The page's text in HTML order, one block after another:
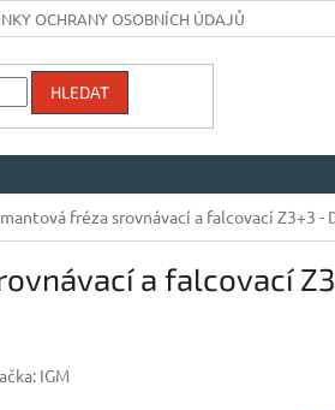
OCHRANY OSOBNÍCH ÚDAJŮ
HLEDAT
fréza srovnávací a falcovací Z3+3 -
a falcovací
IGM